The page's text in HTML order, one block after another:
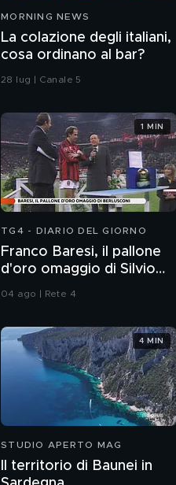
MORNING NEWS
La colazione degli italiani,
cosa ordinano al bar?
28 lug | Canale 5
TG4 - DIARIO DEL GIORNO
Franco Baresi, il pallone
d'oro omaggio di Silvio
Berlusconi
04 ago | Rete 4
1 MIN
STUDIO APERTO MAG
Il territorio di Baunei in
4 MIN